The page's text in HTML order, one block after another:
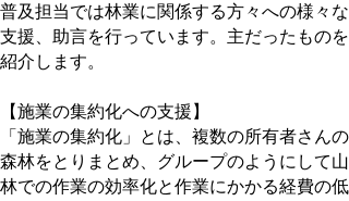
普及担当では林業に関係する方々への様々な
支援、助言を行っています。主だったものを
紹介します。
【施業の集約化への支援】
「施業の集約化」とは、複数の所有者さんの
森林をとりまとめ、グループのようにして山
林での作業の効率化と作業にかかる経費の低